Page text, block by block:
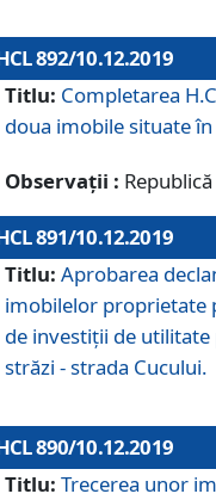
892/10.12.2019
Titlu: Completarea
doua imobile situate
Observații :
891/10.12.2019
Titlu: Aprobarea
imobilelor proprietate
de investiții de
străzi - strada Cucului.
890/10.12.2019
Titlu: Trecerea unor